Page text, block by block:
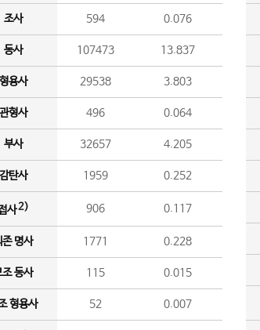
조사 594 0.076
동사 107473 13.837
용사 29538 3.803
형사 496 0.064
부사 32657 4.205
탄사 1959 0.252
사2) 906 0.117
존 명사 1771 0.228
조 동사 115 0.015
형용사 52 0.007